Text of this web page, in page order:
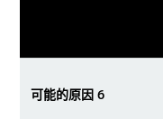
可能的原因 6